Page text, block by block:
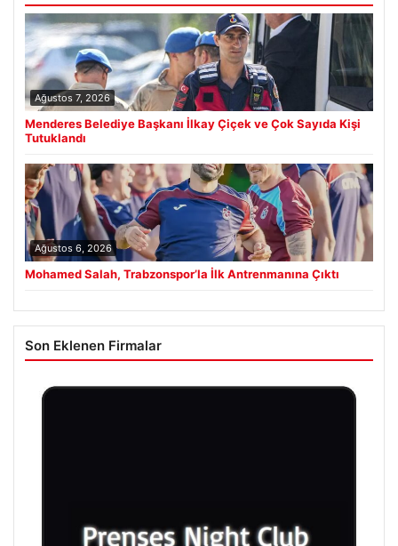
Ağustos 7, 2026
Menderes Belediye Başkanı İlkay Çiçek ve Çok Sayıda Kişi
Tutuklandı
Ağustos 6, 2026
Mohamed Salah, Trabzonspor’la İlk Antrenmanına Çıktı
Son Eklenen Firmalar